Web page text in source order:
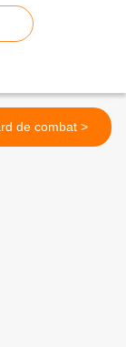
Un motard de combat >